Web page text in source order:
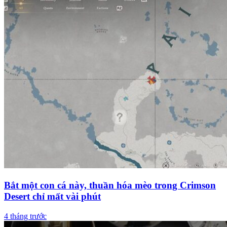
Bắt một con cá này, thuần hóa mèo trong Crimson
Desert chỉ mất vài phút
4 tháng trước